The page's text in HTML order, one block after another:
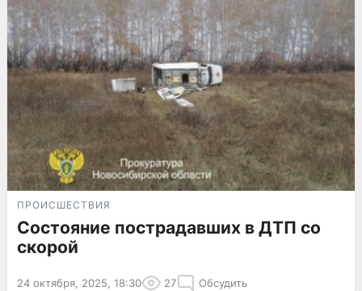
ПРОИСШЕСТВИЯ
Состояние пострадавших в ДТП со
скорой
24 октября, 2025, 18:30 27 Обсудить